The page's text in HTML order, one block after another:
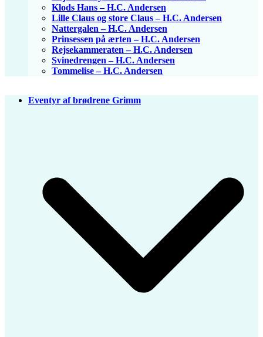
Klods Hans – H.C. Andersen
Lille Claus og store Claus – H.C. Andersen
Nattergalen – H.C. Andersen
Prinsessen på ærten – H.C. Andersen
Rejsekammeraten – H.C. Andersen
Svinedrengen – H.C. Andersen
Tommelise – H.C. Andersen
Eventyr af brødrene Grimm